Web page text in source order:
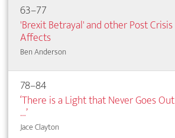
63–77
'Brexit Betrayal' and other Post Crisis
Affects
Ben Anderson
78–84
‘There is a Light that Never Goes Out
…’
Jace Clayton